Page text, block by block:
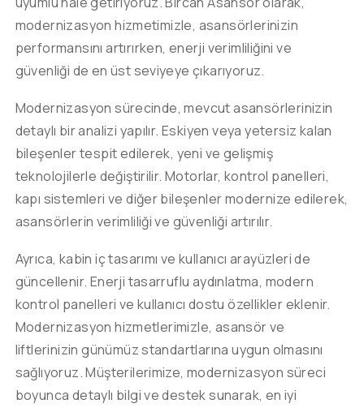
modernizasyon hizmetimizle, asansörlerinizin
performansını artırırken, enerji verimliliğini ve
güvenliği de en üst seviyeye çıkarıyoruz.
Modernizasyon sürecinde, mevcut asansörlerinizin
detaylı bir analizi yapılır. Eskiyen veya yetersiz kalan
bileşenler tespit edilerek, yeni ve gelişmiş
teknolojilerle değiştirilir. Motorlar, kontrol panelleri,
kapı sistemleri ve diğer bileşenler modernize edilerek,
asansörlerin verimliliği ve güvenliği artırılır.
Ayrıca, kabin iç tasarımı ve kullanıcı arayüzleri de
güncellenir. Enerji tasarruflu aydınlatma, modern
kontrol panelleri ve kullanıcı dostu özellikler eklenir.
Modernizasyon hizmetlerimizle, asansör ve
liftlerinizin günümüz standartlarına uygun olmasını
sağlıyoruz. Müşterilerimize, modernizasyon süreci
boyunca detaylı bilgi ve destek sunarak, en iyi